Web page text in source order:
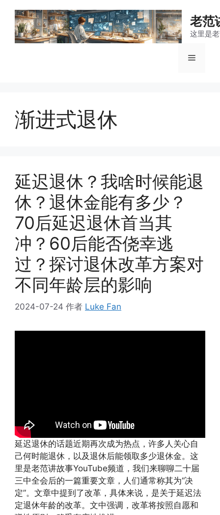
老范
这里是
菜
渐进式退休
延迟退休？我啥时候能退
休？退休金能有多少？
70后延迟退休首当其
冲？60后能否侥幸逃
过？探讨退休改革方案对
不同年龄层的影响
2024-07-24 作者 Luke Fan
延迟退休的话题近期再次成为热点，许多人关心自
己何时能退休，以及退休后能领取多少退休金。这
里是老范讲故事YouTube频道，我们来聊聊二十届
三中全会后的一篇重要文章，人们通常称其为“决
定”。文章中提到了改革，具体来说，是关于延迟法
定退休年龄的改革。文中强调，改革将按照自愿和